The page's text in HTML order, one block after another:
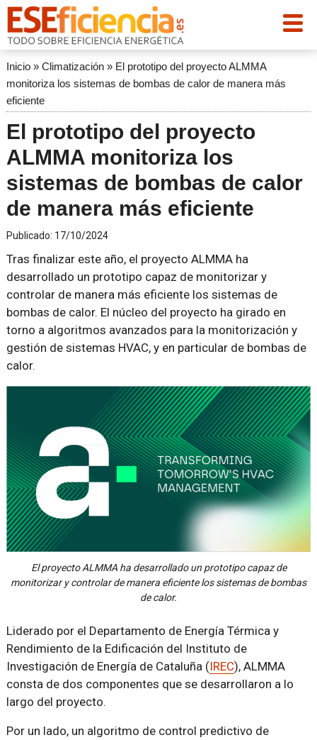
Inicio» Climatización» El prototipo del proyecto ALMMA
monitoriza los sistemas de bombas de calor de manera más
eficiente
El prototipo del proyecto
ALMMA monitoriza los
sistemas de bombas de calor
de manera más eficiente
Publicado: 17/10/2024
Tras finalizar este año, el proyecto ALMMA ha
desarrollado un prototipo capaz de monitorizar y
controlar de manera más eficiente los sistemas de
bombas de calor. El núcleo del proyecto ha girado en
torno a algoritmos avanzados para la monitorización y
gestión de sistemas HVAC, y en particular de bombas de
calor.
El proyecto ALMMA ha desarrollado un prototipo capaz de
monitorizar y controlar de manera eficiente los sistemas de bombas
de calor.
Liderado por el Departamento de Energía Térmica y
Rendimiento de la Edificación del Instituto de
Investigación de Energía de Cataluña (IREC), ALMMA
consta de dos componentes que se desarrollaron a lo
largo del proyecto.
Por un lado, un algoritmo de control predictivo de